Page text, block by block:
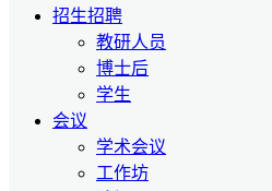
招生招聘
教研人员
博士后
学生
会议
学术会议
工作坊